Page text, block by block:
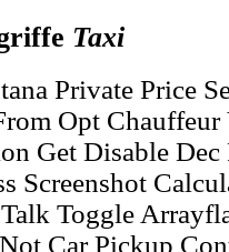
Taxi
Private Price
Opt
Get Disable
Screenshot
Toggle
Car Pickup